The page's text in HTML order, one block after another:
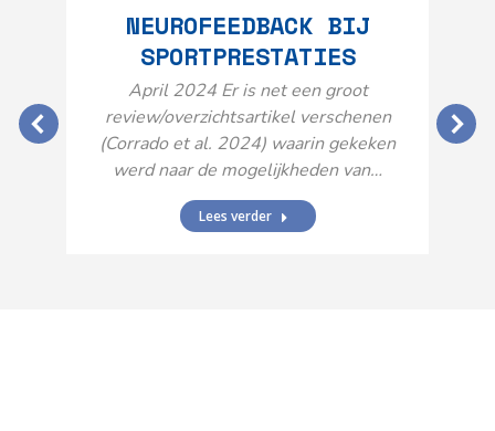
NEUROFEEDBACK BIJ
SPORTPRESTATIES
April 2024 Er is net een groot
review/overzichtsartikel verschenen
(Corrado et al. 2024) waarin gekeken
werd naar de mogelijkheden van…
Lees verder